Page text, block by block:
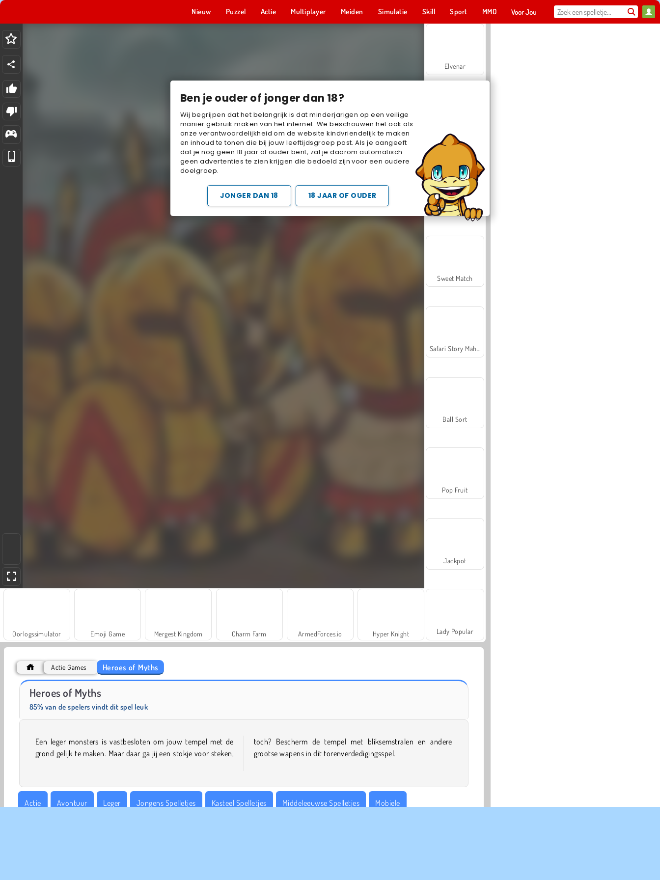
Ben je ouder of jonger dan 18?
Wij begrijpen dat het belangrijk is dat minderjarigen op een veilige
manier gebruik maken van het internet. We beschouwen het ook als
onze verantwoordelijkheid om de website kindvriendelijk te maken
en inhoud te tonen die bij jouw leeftijdsgroep past. Als je aangeeft
dat je nog geen 18 jaar of ouder bent, zal je daarom automatisch
geen advertenties te zien krijgen die bedoeld zijn voor een oudere
doelgroep.
JONGER DAN 18 18 JAAR OF OUDER
Nieuw Puzzel Actie Multiplayer Meiden Simulatie Skill Sport MMO Voor Jou
Oorlogssimulator Emoji Game Mergest Kingdom Charm Farm ArmedForces.io Hyper Knight
Warscrap.io
Elvenar
Offroad Crash Climber 4X4
Sweet Match
Safari Story Mahjong
Ball Sort
Pop Fruit
Jackpot
Lady Popular
Actie Games Heroes of Myths
Heroes of Myths
85% van de spelers vindt dit spel leuk
Een leger monsters is vastbesloten om jouw tempel met de
grond gelijk te maken. Maar daar ga jij een stokje voor steken,
toch? Bescherm de tempel met bliksemstralen en andere
grootse wapens in dit torenverdedigingsspel.
Actie Avontuur Leger Jongens Spelletjes Kasteel Spelletjes Middeleeuwse Spelletjes Mobiele